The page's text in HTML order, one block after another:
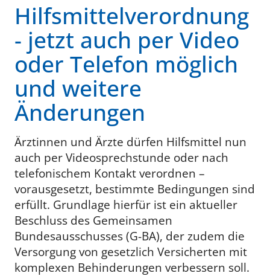
Hilfsmittelverordnung
- jetzt auch per Video
oder Telefon möglich
und weitere
Änderungen
Ärztinnen und Ärzte dürfen Hilfsmittel nun
auch per Videosprechstunde oder nach
telefonischem Kontakt verordnen –
vorausgesetzt, bestimmte Bedingungen sind
erfüllt. Grundlage hierfür ist ein aktueller
Beschluss des Gemeinsamen
Bundesausschusses (G-BA), der zudem die
Versorgung von gesetzlich Versicherten mit
komplexen Behinderungen verbessern soll.